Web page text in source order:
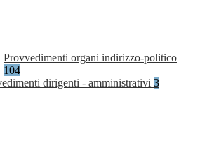
Provvedimenti organi indirizzo-politico
104
dirigenti - amministrativi 3